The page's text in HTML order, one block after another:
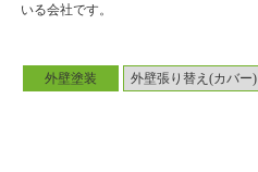
外壁塗装 外壁張り替え(カバー)
いる会社です。